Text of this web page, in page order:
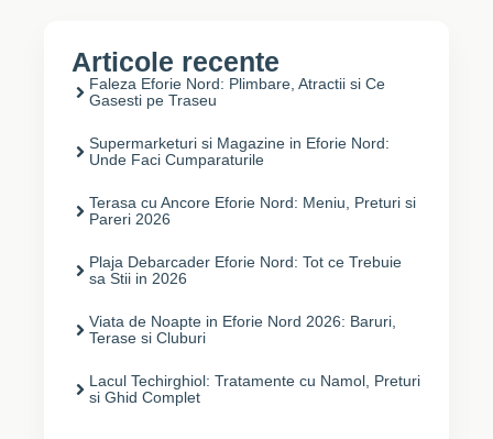
Articole recente
Faleza Eforie Nord: Plimbare, Atractii si Ce
Gasesti pe Traseu
Supermarketuri si Magazine in Eforie Nord:
Unde Faci Cumparaturile
Terasa cu Ancore Eforie Nord: Meniu, Preturi si
Pareri 2026
Plaja Debarcader Eforie Nord: Tot ce Trebuie
sa Stii in 2026
Viata de Noapte in Eforie Nord 2026: Baruri,
Terase si Cluburi
Lacul Techirghiol: Tratamente cu Namol, Preturi
si Ghid Complet